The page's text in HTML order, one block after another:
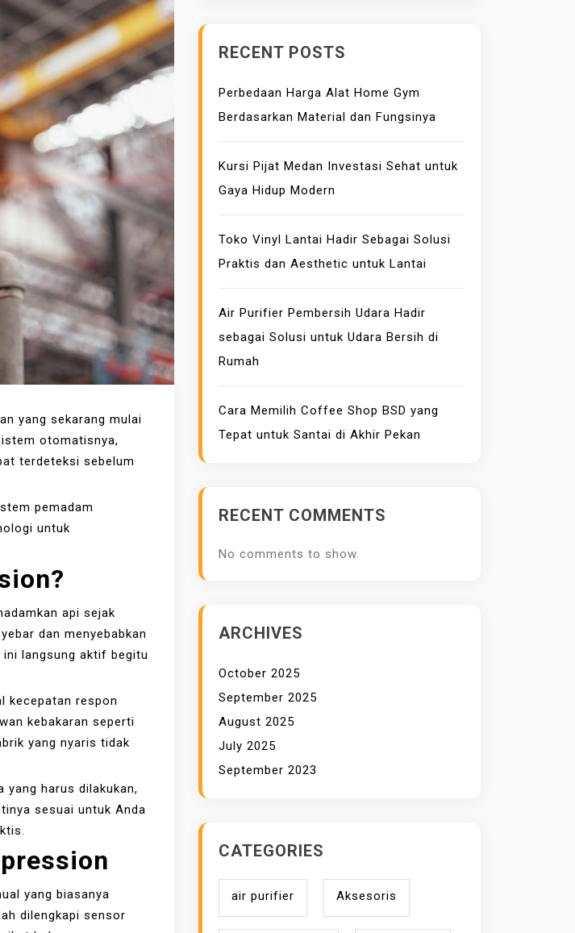
yang sekarang mulai
otomatisnya,
terdeteksi sebelum
pemadam
untuk
?
api sejak
dan menyebabkan
langsung aktif begitu
kecepatan respon
kebakaran seperti
yang nyaris tidak
yang harus dilakukan,
sesuai untuk Anda
yang biasanya
dilengkapi sensor
RECENT POSTS
Perbedaan Harga Alat Home Gym
Berdasarkan Material dan Fungsinya
Kursi Pijat Medan Investasi Sehat untuk
Gaya Hidup Modern
Toko Vinyl Lantai Hadir Sebagai Solusi
Praktis dan Aesthetic untuk Lantai
Air Purifier Pembersih Udara Hadir
sebagai Solusi untuk Udara Bersih di
Rumah
Cara Memilih Coffee Shop BSD yang
Tepat untuk Santai di Akhir Pekan
RECENT COMMENTS
No comments to show.
ARCHIVES
October 2025
September 2025
August 2025
July 2025
September 2023
CATEGORIES
air purifier Aksesoris